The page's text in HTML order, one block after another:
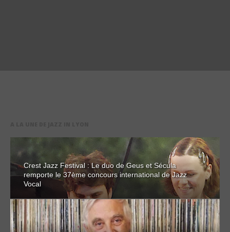
Crest Jazz Festival : Le duo de Geus et Sécula
remporte le 37ème concours international de Jazz
Vocal